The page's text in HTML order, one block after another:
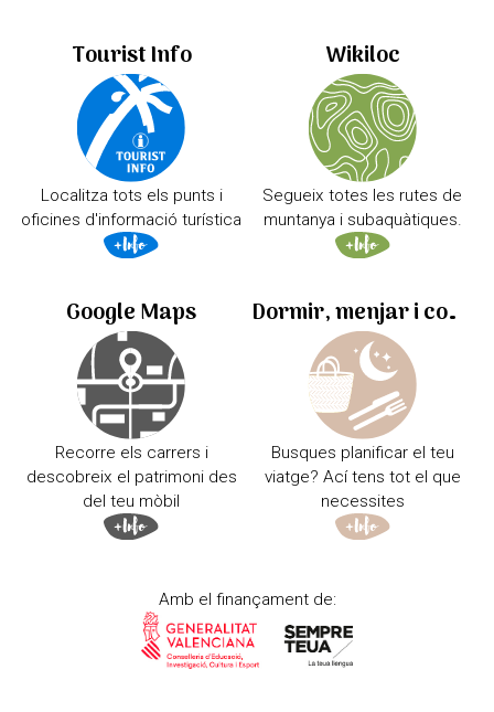
Tourist Info
Localitza tots els punts i
oficines d'informació turística
Wikiloc
Segueix totes les rutes de
muntanya i subaquàtiques.
Google Maps
Recorre els carrers i
descobreix el patrimoni des
del teu mòbil
Dormir, menjar i comprar
Busques planificar el teu
viatge? Ací tens tot el que
necessites
Amb el finançament de: